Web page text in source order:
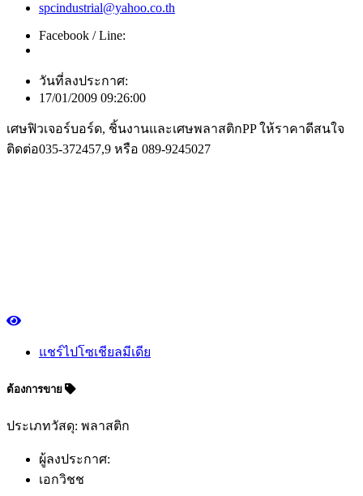
spcindustrial@yahoo.co.th
Facebook / Line:
วันที่ลงประกาศ:
17/01/2009 09:26:00
เศษฟิวเจอร์บอร์ด, ชิ้นงานและเศษพลาสติกPP ให้ราคาดีสนใจ
ติดต่อ035-372457,9 หรือ 089-9245027
แชร์ไปโซเชียลมีเดีย
ต้องการขาย
ประเภทวัสดุ: พลาสติก
ผู้ลงประกาศ:
เอกวิชช